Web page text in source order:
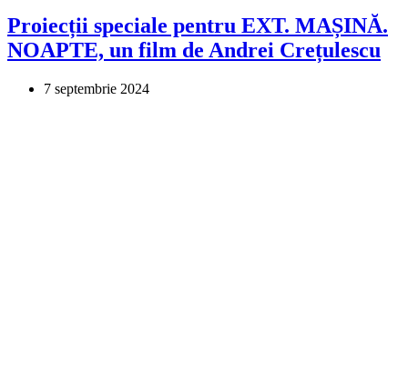
Proiecții speciale pentru EXT. MAȘINĂ.
NOAPTE, un film de Andrei Crețulescu
7 septembrie 2024